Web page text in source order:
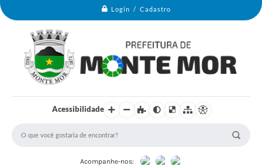
Login / Cadastro
Acessibilidade
Acompanhe-nos: